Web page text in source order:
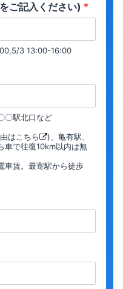
ご記入ください) *
3 13:00-16:00
〇駅北口など
は こちら
)、亀有駅、
車で往復10km以内は無
車賃。最寄駅から徒歩